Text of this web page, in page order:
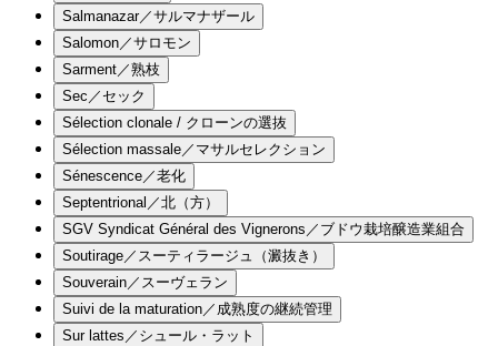
Salmanazar／サルマナザール
Salomon／サロモン
Sarment／熟枝
Sec／セック
Sélection clonale / クローンの選抜
Sélection massale／マサルセレクション
Sénescence／老化
Septentrional／北（方）
SGV Syndicat Général des Vignerons／ブドウ栽培醸造業組合
Soutirage／スーティラージュ（澱抜き）
Souverain／スーヴェラン
Suivi de la maturation／成熟度の継続管理
Sur lattes／シュール・ラット